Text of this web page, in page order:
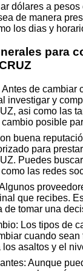
dólares a
de manera
los dias y
para
de
investigar y
asi como las
posible
buena
para
Puedes
las redes
que recibes.
de tomar una
Los tipos de
cuando
asaltos y el
Aunque